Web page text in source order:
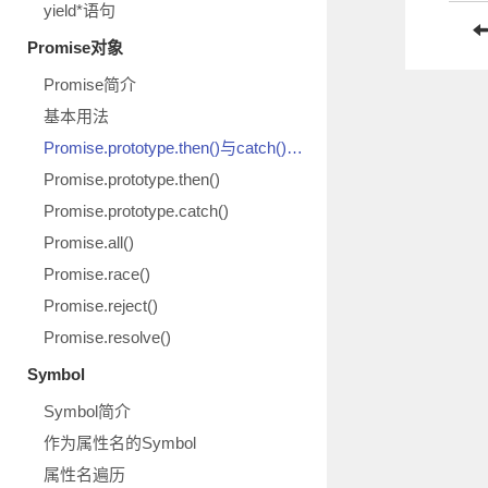
yield*语句
Promise对象
Promise简介
基本用法
Promise.prototype.then()与catch()示意图
Promise.prototype.then()
Promise.prototype.catch()
Promise.all()
Promise.race()
Promise.reject()
Promise.resolve()
Symbol
Symbol简介
作为属性名的Symbol
属性名遍历